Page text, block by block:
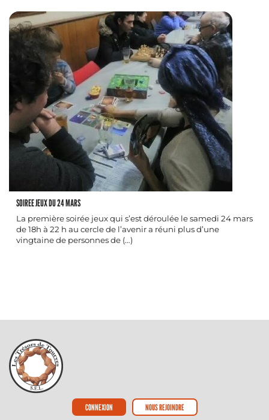
SOIREE JEUX DU 24 MARS
La première soirée jeux qui s’est déroulée le samedi 24 mars
de 18h à 22 h au cercle de l’avenir a réuni plus d’une
vingtaine de personnes de (…)
CONNEXION NOUS REJOINDRE